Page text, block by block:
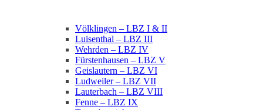
Völklingen – LBZ I & II
Luisenthal – LBZ III
Wehrden – LBZ IV
Fürstenhausen – LBZ V
Geislautern – LBZ VI
Ludweiler – LBZ VII
Lauterbach – LBZ VIII
Fenne – LBZ IX